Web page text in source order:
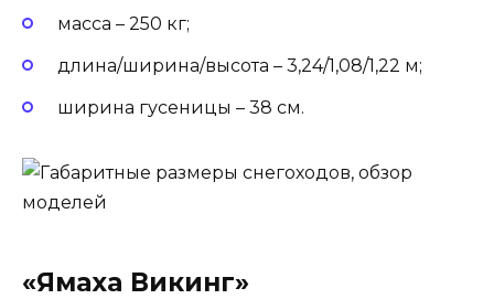
масса – 250 кг;
длина/ширина/высота – 3,24/1,08/1,22 м;
ширина гусеницы – 38 см.
«Ямаха Викинг»